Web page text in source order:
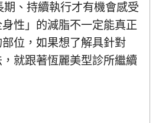
期、持續執行才有機會感受
性」的減脂不一定能真正
位，如果想了解具針對
就跟著恆麗美型診所繼續